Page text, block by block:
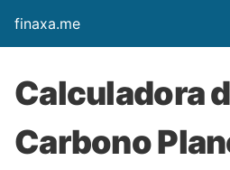
finaxa.me
Calculadora
Carbono